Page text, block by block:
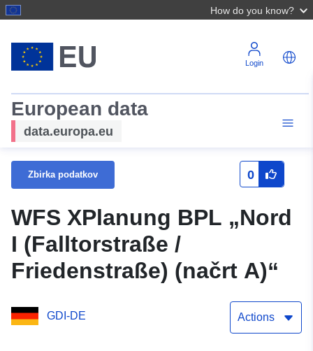
How do you know?
Login
European data
data.europa.eu
Zbirka podatkov 0
WFS XPlanung BPL „Nord
I (Falltorstraße /
Friedenstraße) (načrt A)“
GDI-DE Actions